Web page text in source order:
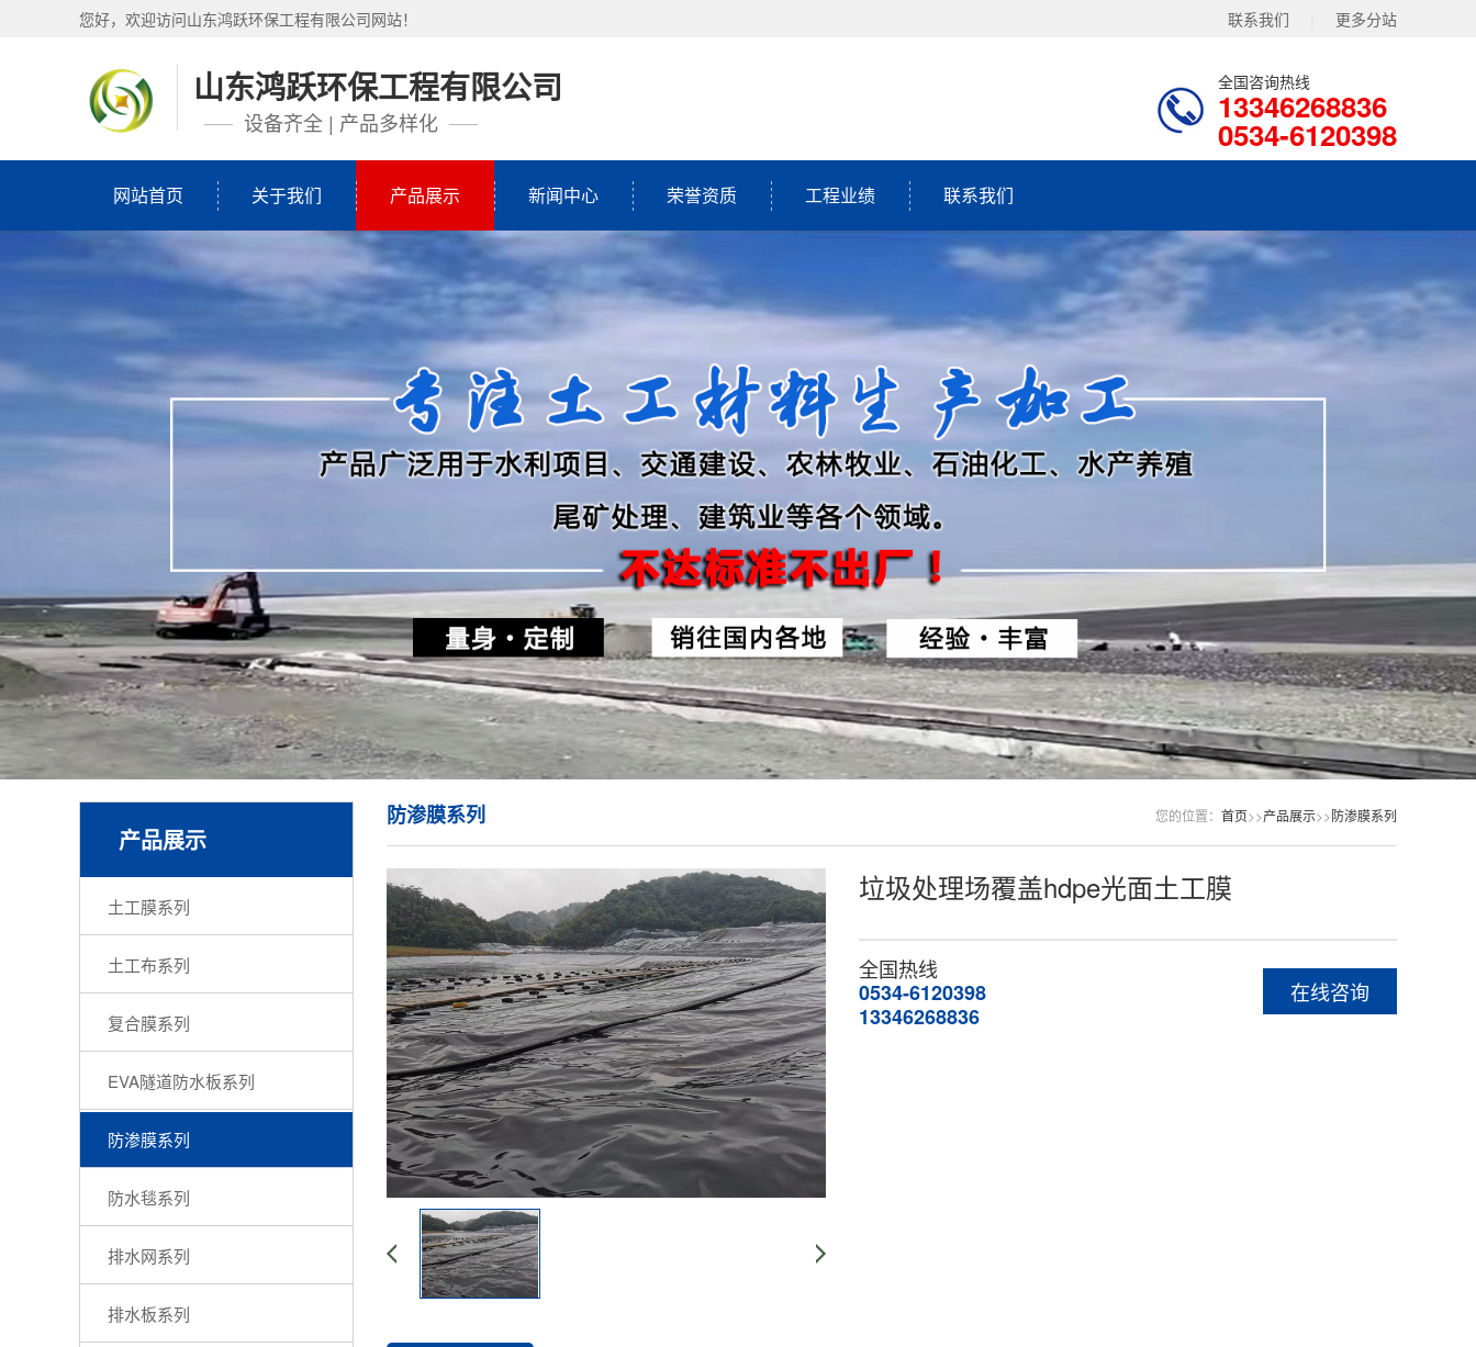
联系我们 更多分站
您好，欢迎访问山东鸿跃环保工程有限公司网站！
山东鸿跃环保工程有限公司
设备齐全 | 产品多样化
全国咨询热线
13346268836
0534-6120398
网站首页 关于我们 产品展示 新闻中心 荣誉资质 工程业绩 联系我们
产品展示
土工膜系列
土工布系列
复合膜系列
EVA隧道防水板系列
防渗膜系列
防水毯系列
排水网系列
排水板系列
您的位置： 首页>>产品展示>>防渗膜系列
防渗膜系列
垃圾处理场覆盖hdpe光面土工膜
在线咨询
全国热线
0534-6120398
13346268836